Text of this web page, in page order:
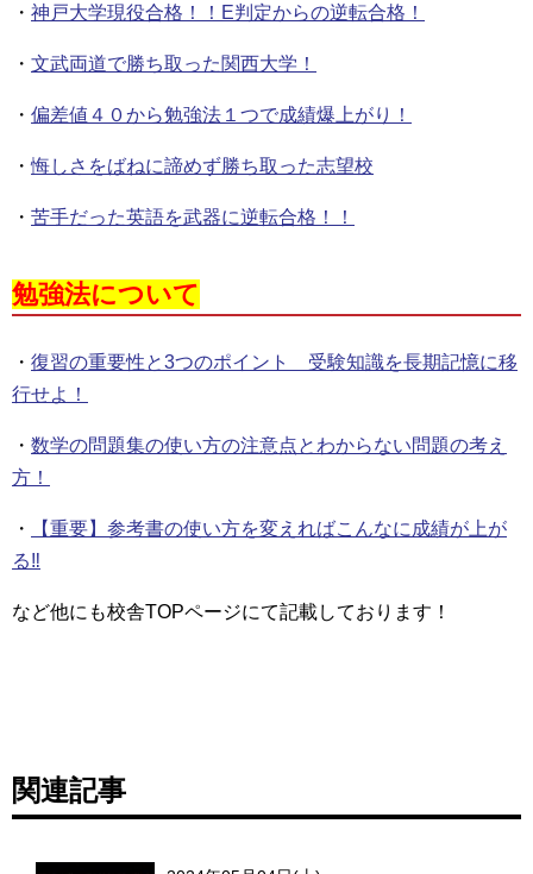
・ 神戸大学現役合格！！E判定からの逆転合格！
・ 文武両道で勝ち取った関西大学！
・ 偏差値４０から勉強法１つで成績爆上がり！
・悔しさをばねに諦めず勝ち取った志望校
・ 苦手だった英語を武器に逆転合格！！
勉強法について
・ 復習の重要性と3つのポイント 受験知識を長期記憶に移
行せよ！
・ 数学の問題集の使い方の注意点とわからない問題の考え
方！
・
【重要】参考書の使い方を変えればこんなに成績が上が
る‼
など他にも校舎TOPページにて記載しております！
関連記事